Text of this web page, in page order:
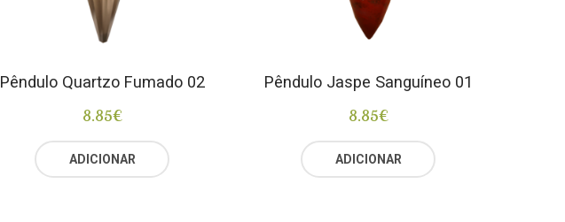
Pêndulo Quartzo Fumado 02
8.85€
ADICIONAR
Pêndulo Jaspe Sanguíneo 01
8.85€
ADICIONAR